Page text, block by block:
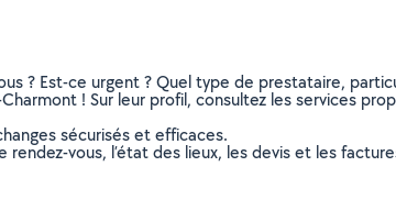
? Est-ce urgent ? Quel type de prestataire,
! Sur leur profil, consultez les services
sécurisés et efficaces.
vous, l’état des lieux, les devis et les